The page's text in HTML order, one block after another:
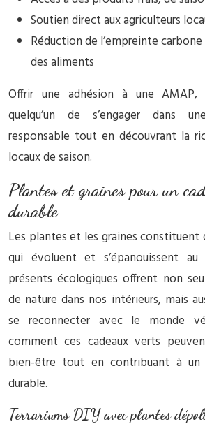
Soutien direct aux agriculteurs
Réduction de l’empreinte
des aliments
Offrir une adhésion à une AMAP,
quelqu’un de s’engager dans
responsable tout en découvrant la
locaux de saison.
Plantes et graines pour un
durable
Les plantes et les graines constituent
qui évoluent et s’épanouissent
présents écologiques offrent non
de nature dans nos intérieurs, mais
se reconnecter avec le monde
comment ces cadeaux verts
bien-être tout en contribuant à
durable.
Terrariums DIY avec plantes